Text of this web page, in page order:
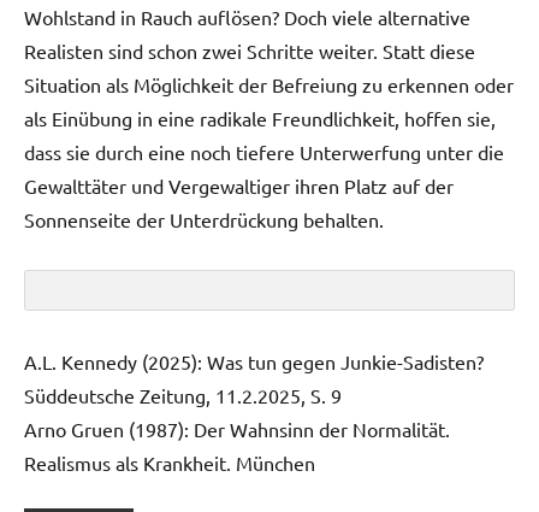
Wohlstand in Rauch auflösen? Doch viele alternative
Realisten sind schon zwei Schritte weiter. Statt diese
Situation als Möglichkeit der Befreiung zu erkennen oder
als Einübung in eine radikale Freundlichkeit, hoffen sie,
dass sie durch eine noch tiefere Unterwerfung unter die
Gewalttäter und Vergewaltiger ihren Platz auf der
Sonnenseite der Unterdrückung behalten.
A.L. Kennedy (2025): Was tun gegen Junkie-Sadisten?
Süddeutsche Zeitung, 11.2.2025, S. 9
Arno Gruen (1987): Der Wahnsinn der Normalität.
Realismus als Krankheit. München